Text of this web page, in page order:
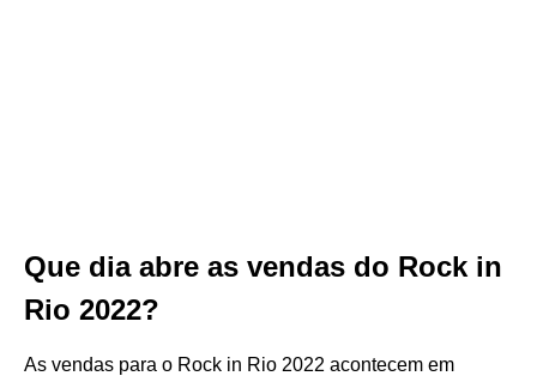
Que dia abre as vendas do Rock in
Rio 2022?
As vendas para o Rock in Rio 2022 acontecem em